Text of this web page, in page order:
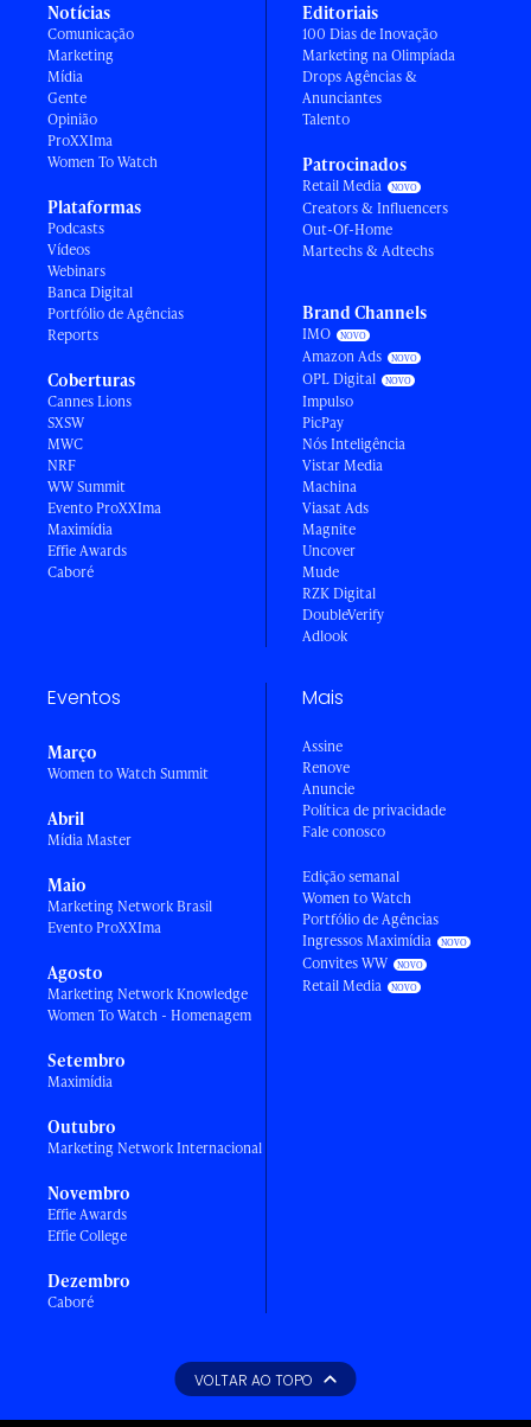
Notícias
Comunicação
Marketing
Mídia
Gente
Opinião
ProXXIma
Women To Watch
Plataformas
Podcasts
Vídeos
Webinars
Banca Digital
Portfólio de Agências
Reports
Coberturas
Cannes Lions
SXSW
MWC
NRF
WW Summit
Evento ProXXIma
Maximídia
Effie Awards
Caboré
Editoriais
100 Dias de Inovação
Marketing na Olimpíada
Drops Agências &
Anunciantes
Talento
Patrocinados
Retail Media
Creators & Influencers
Out-Of-Home
Martechs & Adtechs
Brand Channels
IMO
Amazon Ads
OPL Digital
Impulso
PicPay
Nós Inteligência
Vistar Media
Machina
Viasat Ads
Magnite
Uncover
Mude
RZK Digital
DoubleVerify
Adlook
Eventos
Março
Women to Watch Summit
Abril
Mídia Master
Maio
Marketing Network Brasil
Evento ProXXIma
Agosto
Marketing Network Knowledge
Women To Watch - Homenagem
Setembro
Maximídia
Outubro
Marketing Network Internacional
Novembro
Effie Awards
Effie College
Dezembro
Caboré
Mais
Assine
Renove
Anuncie
Política de privacidade
Fale conosco
Edição semanal
Women to Watch
Portfólio de Agências
Ingressos Maximídia
Convites WW
Retail Media
VOLTAR AO TOPO